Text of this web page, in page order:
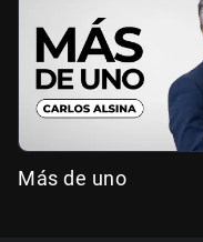
Más de uno